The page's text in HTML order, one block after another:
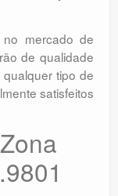
mercado de
de qualidade
tipo de
satisfeitos